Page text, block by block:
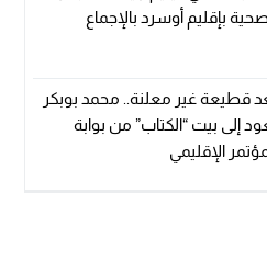
بإقليم أوسرد بالإجماع
قطيعة غير معلنة.. محمد بوبكر
إلى بيت “الكتاب” من بوابة
الإقليمي